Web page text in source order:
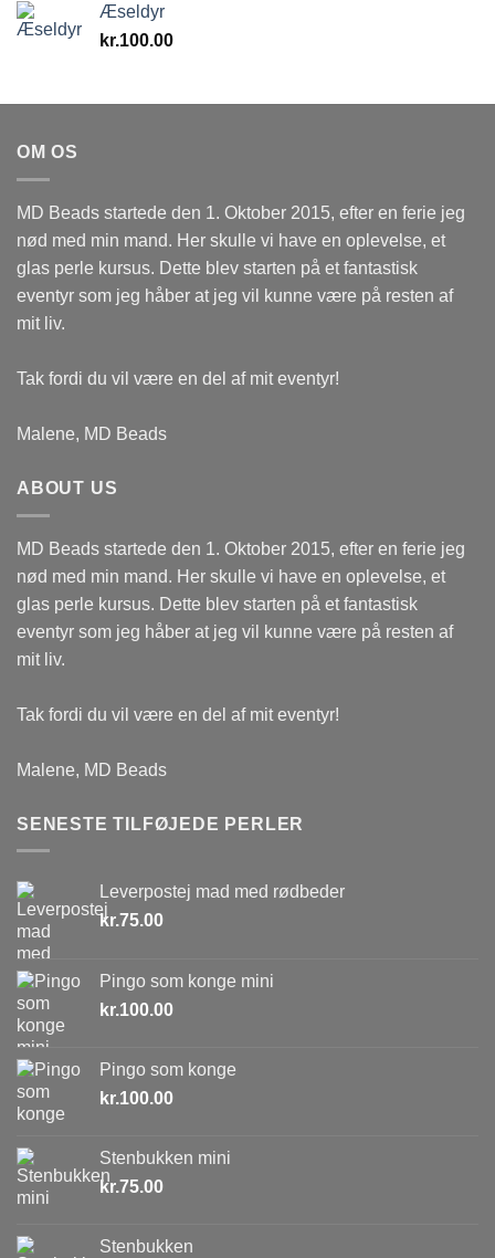
Æseldyr
kr.100.00
OM OS
MD Beads startede den 1. Oktober 2015, efter en ferie jeg
nød med min mand. Her skulle vi have en oplevelse, et
glas perle kursus. Dette blev starten på et fantastisk
eventyr som jeg håber at jeg vil kunne være på resten af
mit liv.
Tak fordi du vil være en del af mit eventyr!
Malene, MD Beads
ABOUT US
MD Beads startede den 1. Oktober 2015, efter en ferie jeg
nød med min mand. Her skulle vi have en oplevelse, et
glas perle kursus. Dette blev starten på et fantastisk
eventyr som jeg håber at jeg vil kunne være på resten af
mit liv.
Tak fordi du vil være en del af mit eventyr!
Malene, MD Beads
SENESTE TILFØJEDE PERLER
Leverpostej mad med rødbeder
kr.75.00
Pingo som konge mini
kr.100.00
Pingo som konge
kr.100.00
Stenbukken mini
kr.75.00
Stenbukken